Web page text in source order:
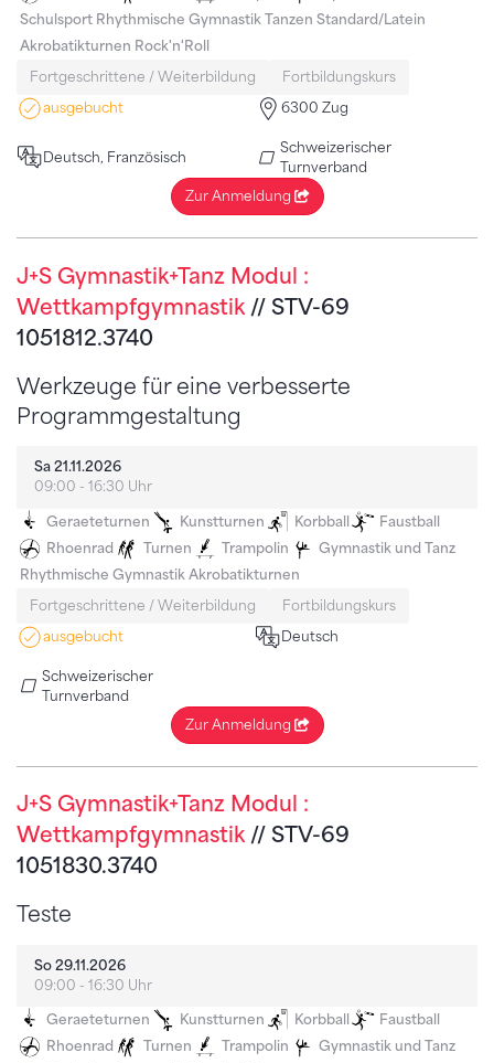
Schulsport Rhythmische Gymnastik Tanzen Standard/Latein
Akrobatikturnen Rock'n'Roll
Fortgeschrittene / Weiterbildung
Fortbildungskurs
ausgebucht
6300 Zug
Deutsch, Französisch
Schweizerischer
Turnverband
Zur Anmeldung
J+S Gymnastik+Tanz Modul :
Wettkampfgymnastik// STV-69
1051812.3740
Werkzeuge für eine verbesserte
Programmgestaltung
Sa 21.11.2026
09:00 - 16:30 Uhr
Geraeteturnen Kunstturnen Korbball
Faustball
Rhoenrad
Turnen Trampolin
Gymnastik und Tanz
Rhythmische Gymnastik Akrobatikturnen
Fortgeschrittene / Weiterbildung
Fortbildungskurs
ausgebucht
Deutsch
Schweizerischer
Turnverband
Zur Anmeldung
J+S Gymnastik+Tanz Modul :
Wettkampfgymnastik// STV-69
1051830.3740
Teste
So 29.11.2026
09:00 - 16:30 Uhr
Geraeteturnen Kunstturnen Korbball
Faustball
Rhoenrad
Turnen Trampolin
Gymnastik und Tanz